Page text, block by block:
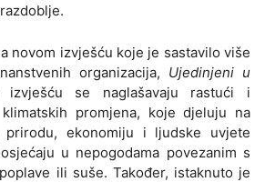
novom izvješću koje je sastavilo više
organizacija, Ujedinjeni u
se naglašavaju rastući i
promjena, koje djeluju na
prirodu, ekonomiju i ljudske uvjete
u nepogodama povezanim s
ili suše. Također, istaknuto je